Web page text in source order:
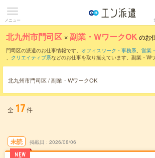
メニュー
北九州市門司区 ×副業・WワークOK のお
門司区の派遣のお仕事情報です。 オフィスワーク・事務系、 営業
、 クリエイティブ系などのお仕事を取り揃えています。副業・W
北九州市門司区 / 副業・WワークOK
全 17件
未読
NEW
掲載日 2026/08/06